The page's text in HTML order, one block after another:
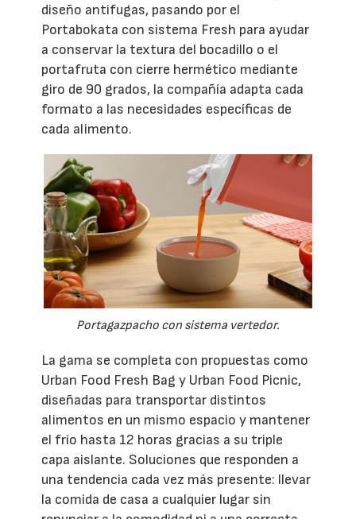
diseño antifugas, pasando por el
Portabokata con sistema Fresh para ayudar
a conservar la textura del bocadillo o el
portafruta con cierre hermético mediante
giro de 90 grados, la compañía adapta cada
formato a las necesidades específicas de
cada alimento.
Portagazpacho con sistema vertedor.
La gama se completa con propuestas como
Urban Food Fresh Bag y Urban Food Picnic,
diseñadas para transportar distintos
alimentos en un mismo espacio y mantener
el frío hasta 12 horas gracias a su triple
capa aislante. Soluciones que responden a
una tendencia cada vez más presente: llevar
la comida de casa a cualquier lugar sin